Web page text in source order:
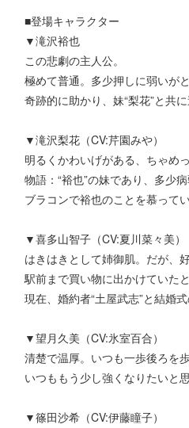
■登場キャラクター
▼滝沢裕也
この悲劇の主人公。
極めて普通。多少押しに弱いが
奇跡的に助かり、妹“梨花”と共に
▼滝沢梨花（CV:芹園みや）
明るくかわいげがある、ちゃめ
物語：“裕也”の妹であり、多少
ブラコンで裕也のことを慕ってい
▼喜多山智子（CV:夏川菜々美）
はきはきとして姉御肌。だが、
駅前まで買い物に出かけていた
現在、婚約者“土屋武志”と結婚式
▼望月久美（CV:氷室百合）
清楚で温厚。いつも一歩後ろを
いつももう少し強くなりたいと
▼篠田沙希（CV:伊藤瞳子）